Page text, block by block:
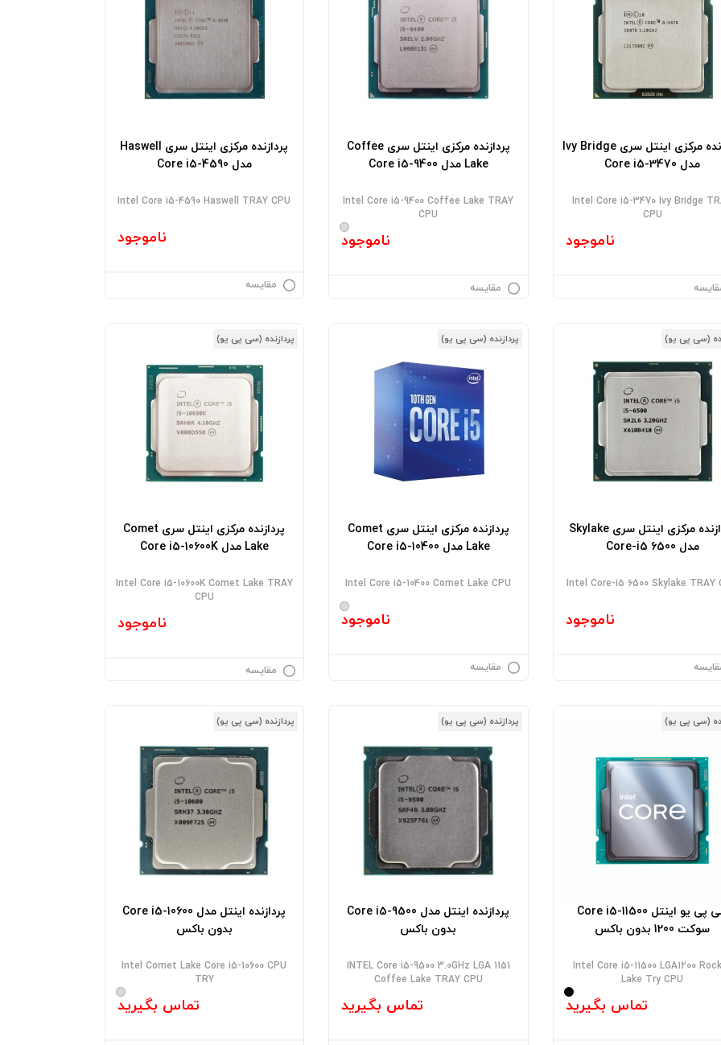
پردازنده مرکزی اینتل سری Ivy Bridge
مدل Core i5-3470
Intel Core i5-3470 Ivy Bridge
CPU
ناموجود
پردازنده مرکزی اینتل سری Coffee
Lake مدل Core i5-9400
Intel Core i5-9400 Coffee Lake TRAY
CPU
ناموجود
مقایسه
پردازنده مرکزی اینتل سری Haswell
مدل Core i5-4590
Intel Core i5-4590 Haswell TRAY CPU
ناموجود
مقایسه
(سی پی یو)
پردازنده مرکزی اینتل سری Skylake
مدل Core-i5 6500
Intel Core-i5 6500 Skylake TRAY
ناموجود
پردازنده (سی پی یو)
پردازنده مرکزی اینتل سری Comet
Lake مدل Core i5-10400
Intel Core i5-10400 Comet Lake CPU
ناموجود
مقایسه
پردازنده (سی پی یو)
پردازنده مرکزی اینتل سری Comet
Lake مدل Core i5-10600K
Intel Core i5-10600K Comet Lake TRAY
CPU
ناموجود
مقایسه
(سی پی یو)
سی پی یو اینتل Core i5-11500
سوکت 1200 بدون باکس
Intel Core i5-11500 LGA1200
Lake Try CPU
تماس بگیرید
پردازنده (سی پی یو)
پردازنده اینتل مدل Core i5-9500
بدون باکس
INTEL Core i5-9500 3.0GHz LGA 1151
Coffee Lake TRAY CPU
تماس بگیرید
پردازنده (سی پی یو)
پردازنده اینتل مدل Core i5-10600
بدون باکس
Intel Comet Lake Core i5-10600 CPU
TRY
تماس بگیرید